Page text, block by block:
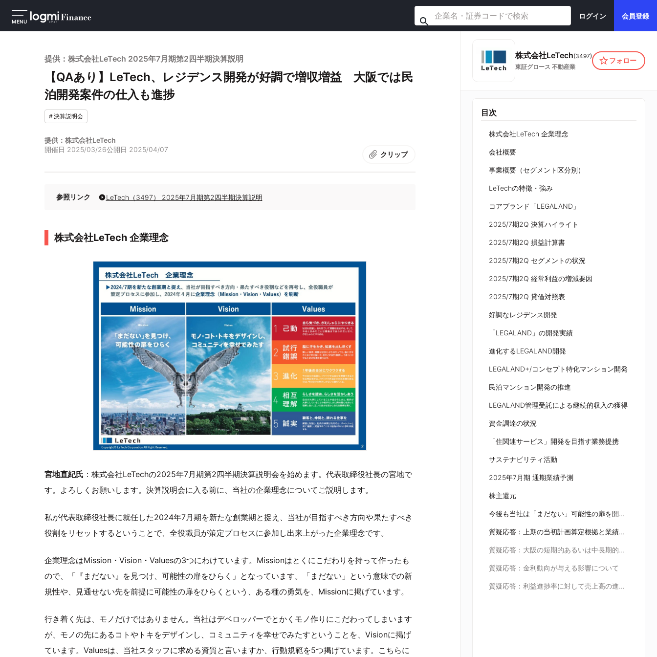
MENU
ログイン 会員登録
提供：株式会社LeTech 2025年7月期第2四半期決算説明
【QAあり】LeTech、レジデンス開発が好調で増収増益 大阪では民
泊開発案件の仕入も進捗
#決算説明会
提供：株式会社LeTech
開催日 2025/03/26公開日 2025/04/07
クリップ
参照リンク LeTech（3497） 2025年7月期第2四半期決算説明
株式会社LeTech 企業理念
宮地直紀氏 ：株式会社LeTechの2025年7月期第2四半期決算説明会を始めます。代表取締役社長の宮地で
す。よろしくお願いします。決算説明会に入る前に、当社の企業理念についてご説明します。
私が代表取締役社長に就任した2024年7月期を新たな創業期と捉え、当社が目指すべき方向や果たすべき
役割をリセットするということで、全役職員が策定プロセスに参加し出来上がった企業理念です。
企業理念はMission・Vision・Valuesの3つにわけています。Missionはとくにこだわりを持って作ったも
ので、「『まだない』を見つけ、可能性の扉をひらく」となっています。「まだない」という意味での新
規性や、見通せない先を前提に可能性の扉をひらくという、ある種の勇気を、Missionに掲げています。
行き着く先は、モノだけではありません。当社はデベロッパーでとかくモノ作りにこだわってしまいます
が、モノの先にあるコトやトキをデザインし、コミュニティを幸せでみたすということを、Visionに掲げ
ています。Valuesは、当社スタッフに求める資質と言いますか、行動規範を5つ掲げています。こちらに
株式会社LeTech(3497)
東証グロース 不動産業
フォロー
目次
株式会社LeTech 企業理念
会社概要
事業概要（セグメント区分別）
LeTechの特徴・強み
コアブランド「LEGALAND」
2025/7期2Q 決算ハイライト
2025/7期2Q 損益計算書
2025/7期2Q セグメントの状況
2025/7期2Q 経常利益の増減要因
2025/7期2Q 貸借対照表
好調なレジデンス開発
「LEGALAND」の開発実績
進化するLEGALAND開発
LEGALAND+/コンセプト特化マンション開発
民泊マンション開発の推進
LEGALAND管理受託による継続的収入の獲得
資金調達の状況
「住関連サービス」開発を目指す業務提携
サステナビリティ活動
2025年7月期 通期業績予測
株主還元
今後も当社は「まだない」可能性の扉を開き続け、全役職員一丸となり全てのステークホルダーを幸せでみたす企業として走り続けます
質疑応答：上期の当初計画算定根拠と業績の振り返りについて
質疑応答：大阪の短期的あるいは中長期的変化の見通しについて
質疑応答：金利動向が与える影響について
質疑応答：利益進捗率に対して売上高の進捗が遅れている理由について